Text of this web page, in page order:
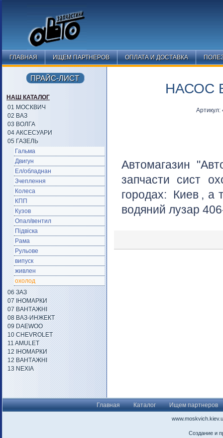
ГЛАВНАЯ ИЩЕМ ПАРТНЕРОВ ОПЛАТА И ДОСТАВКА
НАСОС
Автомагазин
запчасти сист
городах: Киев , а
водяний лузар
ПРАЙС-ЛИСТ
НАШ КАТАЛОГ
01 МОСКВИЧ
02 ВАЗ
03 ВОЛГА
04 АКСЕСУАРИ
05 ГАЗЕЛЬ
Гальма
Двигун
Ел/обладнан
Зчеплення
Колеса
КПП
Кузов
Опал/вентил
Підвіска
Рама
Рульове
випуск
живлен
охолод
06 ЗАЗ
07 ІНОМАРКИ
07 ВАНТАЖНІ
08 ВАЗ-ИНЖЕКТ
09 DAEWOO
10 CHEVROLET
11 AMULET
12 ІНОМАРКИ
12 ВАНТАЖНІ
13 NEXIA
Главная Каталог Ищем партнеров
Создание и